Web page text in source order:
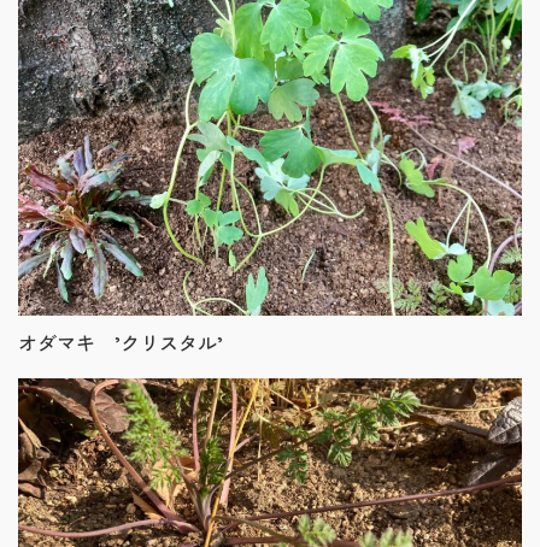
オダマキ ’クリスタル’